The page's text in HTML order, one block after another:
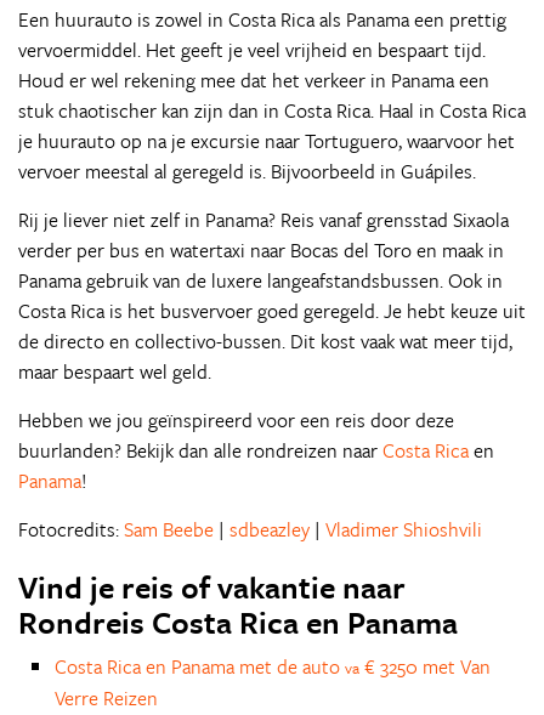
Een huurauto is zowel in Costa Rica als Panama een prettig
vervoermiddel. Het geeft je veel vrijheid en bespaart tijd.
Houd er wel rekening mee dat het verkeer in Panama een
stuk chaotischer kan zijn dan in Costa Rica. Haal in Costa Rica
je huurauto op na je excursie naar Tortuguero, waarvoor het
vervoer meestal al geregeld is. Bijvoorbeeld in Guápiles.
Rij je liever niet zelf in Panama? Reis vanaf grensstad Sixaola
verder per bus en watertaxi naar Bocas del Toro en maak in
Panama gebruik van de luxere langeafstandsbussen. Ook in
Costa Rica is het busvervoer goed geregeld. Je hebt keuze uit
de directo en collectivo-bussen. Dit kost vaak wat meer tijd,
maar bespaart wel geld.
Hebben we jou geïnspireerd voor een reis door deze
buurlanden? Bekijk dan alle rondreizen naarCosta Ricaen
Panama!
Fotocredits:Sam Beebe | sdbeazley | Vladimer Shioshvili
Vind je reis of vakantie naar
Rondreis Costa Rica en Panama
Costa Rica en Panama met de auto va € 3250 met Van
Verre Reizen